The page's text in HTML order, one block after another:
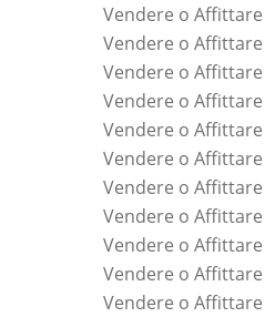
Vendere o
Vendere o
Vendere o Affittare